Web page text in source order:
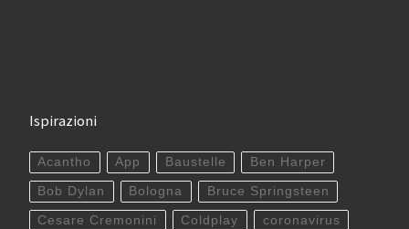
Ispirazioni
Acantho App Baustelle Ben Harper
Bob Dylan Bologna Bruce Springsteen
Cesare Cremonini Coldplay coronavirus